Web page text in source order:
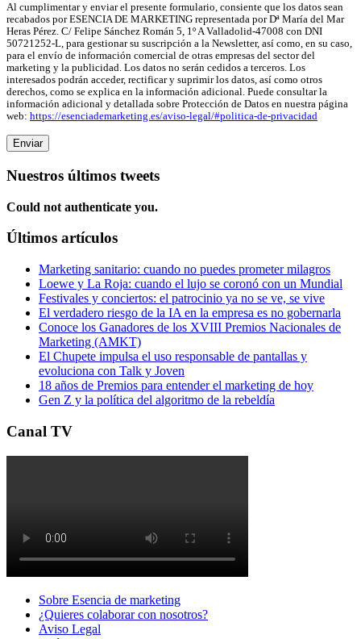
Al cumplimentar y enviar el presente formulario, consiente que los datos sean
recabados por ESENCIA DE MARKETING representada por Dª María del Mar
Heras Pérez. C/ Felipe Sánchez Román 5, 1º A Valladolid-47008 con DNI
50721252-L, para gestionar su suscripción a la Newsletter, así como, en su caso,
para el envío de información comercial de otras empresas del sector del
marketing y la publicidad. Los datos no serán cedidos a terceros. Los
interesados podrán acceder, rectificar y suprimir los datos, así como otros
derechos, como se explica en la información adicional. Puede consultar la
información adicional y detallada sobre Protección de Datos en nuestra página
web: https://esenciademarketing.es/aviso-legal/#politica-de-privacidad
Nuestros últimos tweets
Could not authenticate you.
Últimos artículos
Marketing sanitario: cuando no puedes prometer milagros
Loewe y La Roja: cuando el lujo se coronó con un Mundial
Festivales y conciertos: el patrocinio ya no se ve, se vive
El verdadero riesgo de la IA en la empresa es no gobernarla
Conoce los Ganadores de los XVIII Premios Nacionales de
Marketing (AMKT)
El Chupete impulsa el uso responsable de pantallas y
evoluciona con Talk y Joven
18 años de Premios para entender el marketing de hoy
Gen Z y la política del algoritmo de la rebeldía
Canal TV
Sobre Esencia de marketing
¿Quieres colaborar con nosotros?
Aviso Legal